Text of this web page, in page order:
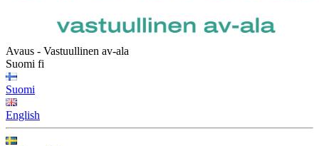
Avaus - Vastuullinen av-ala
Suomi fi
Suomi
English